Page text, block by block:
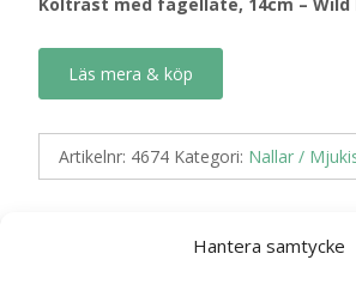
Hantera samtycke
Läs mera & köp
Artikelnr: 4674 Kategori: Nallar /
Recensioner (0)